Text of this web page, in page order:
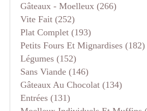
Gâteaux - Moelleux (266)
Vite Fait (252)
Plat Complet (193)
Petits Fours Et Mignardises (182)
Légumes (152)
Sans Viande (146)
Gâteaux Au Chocolat (134)
Entrées (131)